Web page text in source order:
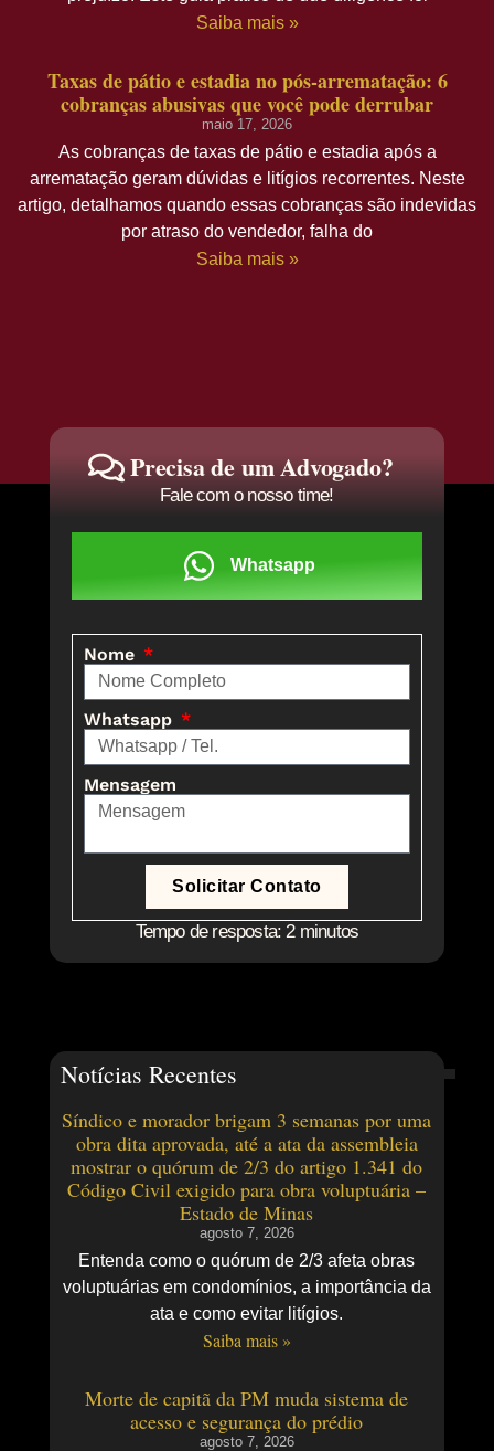
Saiba mais »
Taxas de pátio e estadia no pós-arrematação: 6
cobranças abusivas que você pode derrubar
maio 17, 2026
As cobranças de taxas de pátio e estadia após a
arrematação geram dúvidas e litígios recorrentes. Neste
artigo, detalhamos quando essas cobranças são indevidas
por atraso do vendedor, falha do
Saiba mais »
Precisa de um Advogado?
Fale com o nosso time!
Whatsapp
Nome
Whatsapp
Mensagem
Solicitar Contato
Tempo de resposta: 2 minutos
Notícias Recentes
Síndico e morador brigam 3 semanas por uma
obra dita aprovada, até a ata da assembleia
mostrar o quórum de 2/3 do artigo 1.341 do
Código Civil exigido para obra voluptuária –
Estado de Minas
agosto 7, 2026
Entenda como o quórum de 2/3 afeta obras
voluptuárias em condomínios, a importância da
ata e como evitar litígios.
Saiba mais »
Morte de capitã da PM muda sistema de
acesso e segurança do prédio
agosto 7, 2026